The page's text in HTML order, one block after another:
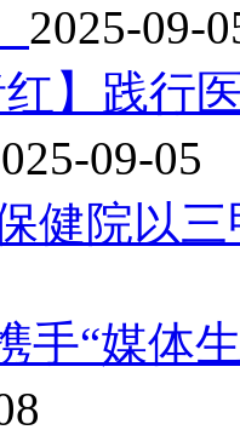
2025-09-
红】践行
09-05
健院以
手“媒体